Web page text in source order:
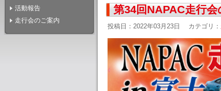
活動報告
走行会のご案内
第34回NAPAC走行
投稿日：2022年03月23日 カテゴリ：